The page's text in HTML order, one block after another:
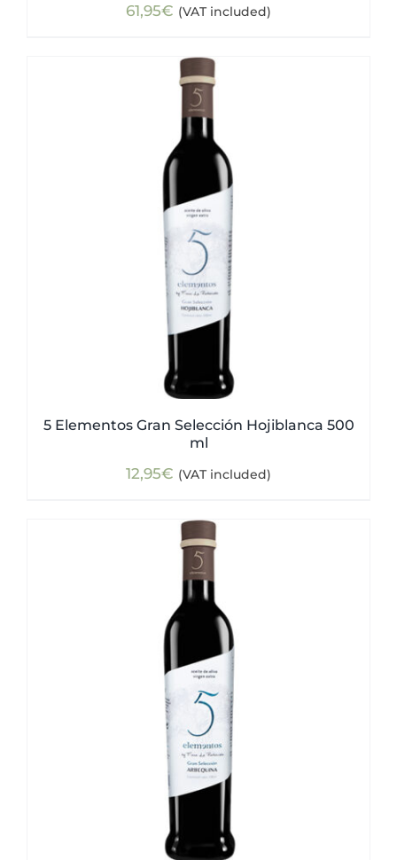
61,95€ (VAT included)
5 Elementos Gran Selección Hojiblanca 500
ml
12,95€ (VAT included)